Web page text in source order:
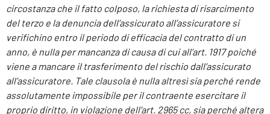
circostanza che il fatto colposo, la richiesta di risarcimento
del terzo e la denuncia dell’assicurato all’assicuratore si
verifichino entro il periodo di efficacia del contratto di un
anno, è nulla per mancanza di causa di cui all’art. 1917 poiché
viene a mancare il trasferimento del rischio dall’assicurato
all’assicuratore. Tale clausola è nulla altresì sia perché rende
assolutamente impossibile per il contraente esercitare il
proprio diritto, in violazione dell’art. 2965 cc, sia perché altera